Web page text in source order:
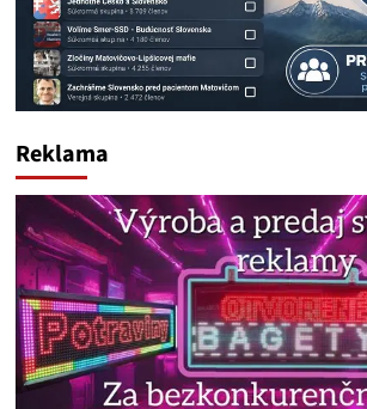
Reklama